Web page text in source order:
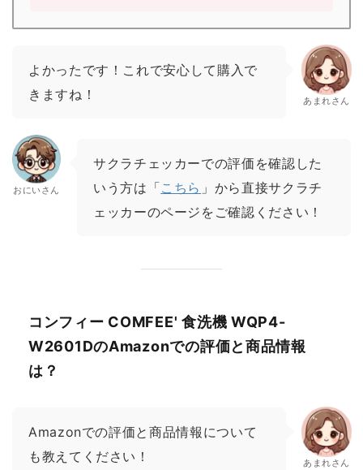
よかったです！これで安心して購入で
きますね！
あまれさん
おにいさん
サクラチェッカーでの評価を確認した
いう方は「こちら 」から直接サクラチ
ェッカーのページをご確認ください！
コンフィー COMFEE' 食洗機 WQP4-
W2601DのAmazonでの評価と商品情報
は？
Amazonでの評価と商品情報について
も教えてください！
あまれさん